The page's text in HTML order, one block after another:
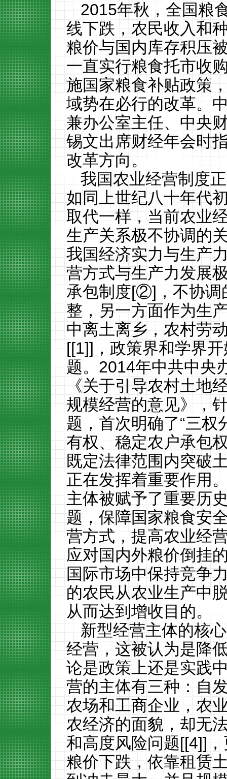
2015年秋，全国粮
线下跌，农民收入和
粮价与国内库存积压
一直实行粮食托市收
施国家粮食补贴政策
域势在必行的改革。
兼办公室主任、中央
锡文出席财经年会时
改革方向。
我国农业经营制度
如同上世纪八十年代
取代一样，当前农业
生产关系极不协调的
我国经济实力与生产
营方式与生产力发展
承包制度[②]，不协调
整，另一方面作为生
中离土离乡，农村劳
[[1]]，政策界和学界
题。2014年中共中央
《关于引导农村土地
规模经营的意见》，
题，首次明确了“三权
有权、稳定农户承包
既定法律范围内突破
正在发挥着重要作用
主体被赋予了重要历
题，保障国家粮食安
营方式，提高农业经
应对国内外粮价倒挂
国际市场中保持竞争
的农民从农业生产中
从而达到增收目的。
新型经营主体的核
经营，这被认为是降
论是政策上还是实践
营的主体有三种：自
农场和工商企业，农
农经济的面貌，却无
和高度风险问题[[4]]，
粮价下跌，依靠租赁